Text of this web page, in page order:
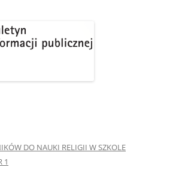
DO NAUKI RELIGII W SZKOLE
1